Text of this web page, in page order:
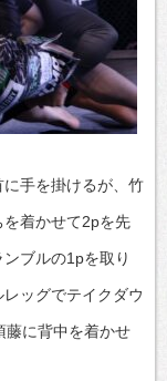
手を掛けるが、竹
着かせて2pを先
ブルの1pを取り
ッグでテイクダウ
藤に背中を着かせ